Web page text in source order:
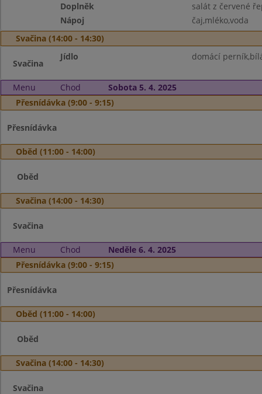
Doplněk
salát z červené
Nápoj
čaj,mléko,voda
Svačina (14:00 - 14:30)
Svačina
Jídlo domácí
Menu Chod
Sobota 5. 4. 2025
Přesnídávka (9:00 - 9:15)
Přesnídávka
Oběd (11:00 - 14:00)
Oběd
Svačina (14:00 - 14:30)
Svačina
Menu Chod
Neděle 6. 4. 2025
Přesnídávka (9:00 - 9:15)
Přesnídávka
Oběd (11:00 - 14:00)
Oběd
Svačina (14:00 - 14:30)
Svačina